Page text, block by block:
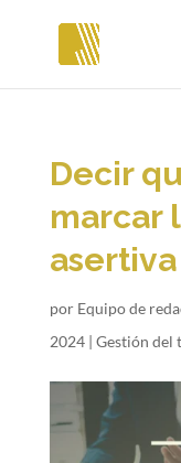
Decir
marcar
asertiva
por Equipo de
2024| Gestión del